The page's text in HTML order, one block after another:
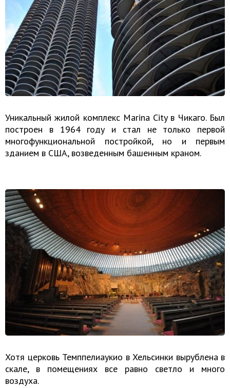
Уникальный жилой комплекс Marina City в Чикаго. Был
построен в 1964 году и стал не только первой
многофункциональной постройкой, но и первым
зданием в США, возведенным башенным краном.
Хотя церковь Темппелиаукио в Хельсинки вырублена в
скале, в помещениях все равно светло и много
воздуха.